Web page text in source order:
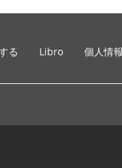
る Libro 個人情